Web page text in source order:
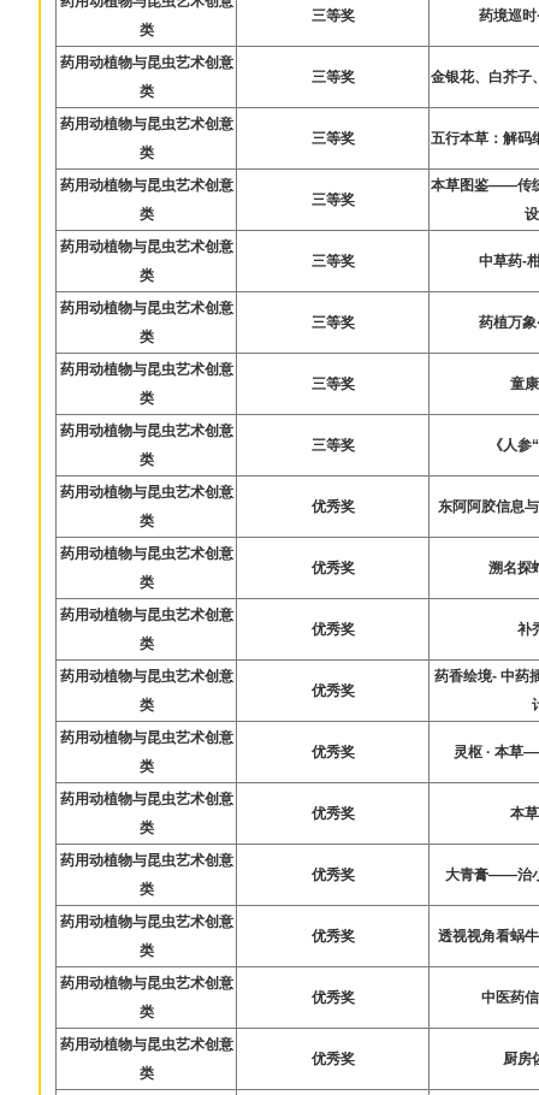
类
三等奖 药境巡时
药用动植物与昆虫艺术创意
类
三等奖 金银花、白芥子
药用动植物与昆虫艺术创意
类
三等奖 五行本草：解码
药用动植物与昆虫艺术创意
类
三等奖
本草图鉴——传
药用动植物与昆虫艺术创意
类
三等奖 中草药-
药用动植物与昆虫艺术创意
类
三等奖 药植万象
药用动植物与昆虫艺术创意
类
三等奖 童
药用动植物与昆虫艺术创意
类
三等奖 《人
药用动植物与昆虫艺术创意
类
优秀奖 东阿阿胶信息
药用动植物与昆虫艺术创意
类
优秀奖 溯名探
药用动植物与昆虫艺术创意
类
优秀奖 补
药用动植物与昆虫艺术创意
类
优秀奖
药香绘境- 中药
药用动植物与昆虫艺术创意
类
优秀奖 灵枢 · 本草
药用动植物与昆虫艺术创意
类
优秀奖 本
药用动植物与昆虫艺术创意
类
优秀奖 大青膏——治
药用动植物与昆虫艺术创意
类
优秀奖 透视视角看蜗
药用动植物与昆虫艺术创意
类
优秀奖 中医药
药用动植物与昆虫艺术创意
类
优秀奖 厨房